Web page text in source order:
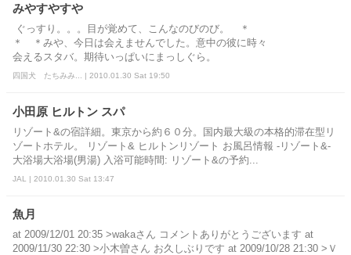
みやすやすや
ぐっすり。。。目が覚めて、こんなのびのび。 ＊
＊ ＊みや、今日は会えませんでした。意中の彼に時々
会えるスタバ。期待いっぱいにまっしぐら。
四国犬 たちみみ... | 2010.01.30 Sat 19:50
小田原 ヒルトン スパ
リゾート&の宿詳細。東京から約６０分。国内最大級の本格的滞在型リ
ゾートホテル。 リゾート& ヒルトンリゾート お風呂情報 -リゾート&-
大浴場大浴場(男湯) 入浴可能時間: リゾート&の予約...
JAL | 2010.01.30 Sat 13:47
魚月
at 2009/12/01 20:35 >wakaさん コメントありがとうございます at
2009/11/30 22:30 >小木曽さん お久しぶりです at 2009/10/28 21:30 >Ｖ